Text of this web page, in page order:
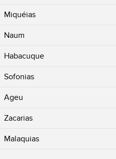
Miquéias
Naum
Habacuque
Sofonias
Ageu
Zacarias
Malaquias